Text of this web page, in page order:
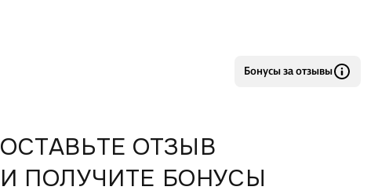
Бонусы за отзывы
ОСТАВЬТЕ ОТЗЫВ
И ПОЛУЧИТЕ БОНУСЫ